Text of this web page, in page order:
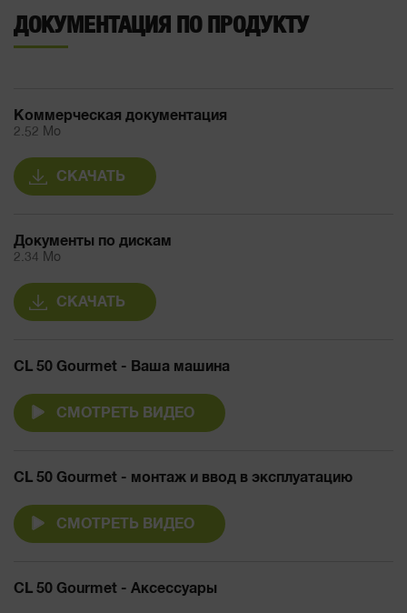
ДОКУМЕНТАЦИЯ ПО ПРОДУКТУ
Коммерческая документация
2.52 Mo
СКАЧАТЬ
Документы по дискам
2.34 Mo
СКАЧАТЬ
CL 50 Gourmet - Ваша машина
СМОТРЕТЬ ВИДЕО
CL 50 Gourmet - монтаж и ввод в эксплуатацию
СМОТРЕТЬ ВИДЕО
CL 50 Gourmet - Аксессуары